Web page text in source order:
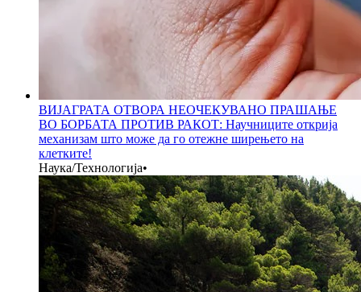
ВИЈАГРАТА ОТВОРА НЕОЧЕКУВАНО ПРАШАЊЕ
ВО БОРБАТА ПРОТИВ РАКОТ: Научниците открија
механизам што може да го отежне ширењето на
клетките!
Наука/Технологија•